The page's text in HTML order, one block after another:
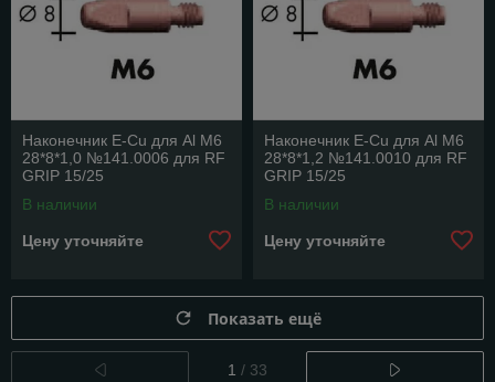
Наконечник E-Cu для Аl M6
28*8*1,0 №141.0006 для RF
GRIP 15/25
В наличии
Цену уточняйте
Наконечник E-Cu для Аl M6
28*8*1,2 №141.0010 для RF
GRIP 15/25
В наличии
Цену уточняйте
Показать ещё
1 / 33